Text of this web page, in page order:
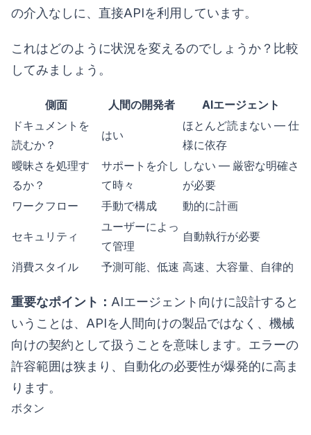
の介入なしに、直接APIを利用しています。
これはどのように状況を変えるのでしょうか？比較
してみましょう。
側面 人間の開発者
AIエージェント
ドキュメントを
読むか？
はい
ほとんど読まない — 仕
様に依存
曖昧さを処理す
るか？
サポートを介し
て時々
しない — 厳密な明確さ
が必要
ワークフロー
手動で構成 動的に計画
セキュリティ
ユーザーによっ
て管理
自動執行が必要
消費スタイル 予測可能、低速 高速、大容量、自律的
重要なポイント： AIエージェント向けに設計すると
いうことは、APIを人間向けの製品ではなく、機械
向けの契約として扱うことを意味します。エラーの
許容範囲は狭まり、自動化の必要性が爆発的に高ま
ります。
ボタン